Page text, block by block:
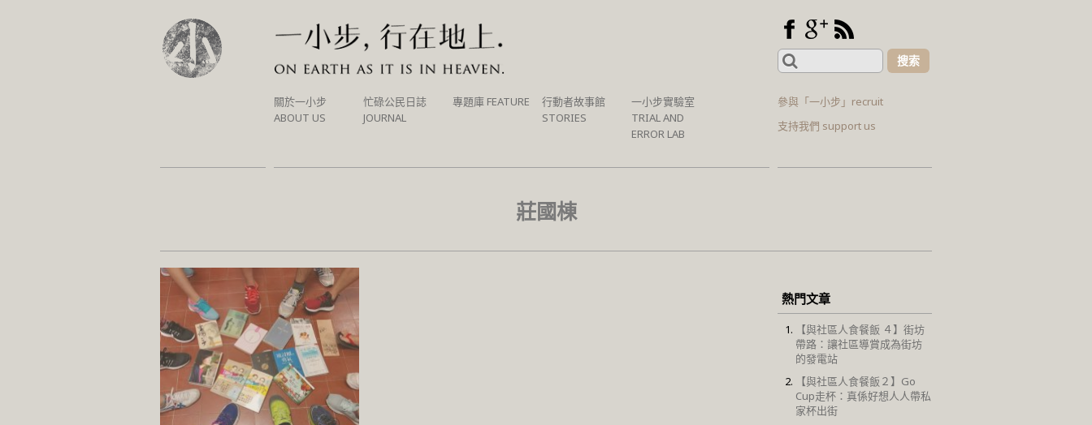
Search
for:
SKIP
TO
關於一小步
ABOUT US
忙碌公民日誌
JOURNAL
專題庫 FEATURE
行動者故事館
STORIES
一小步實驗室
TRIAL AND
ERROR LAB
參與「一小步」recruit
支持我們 support us
莊國棟
熱門文章
【與社區人食餐飯 ４】街坊
帶路：讓社區導賞成為街坊
的發電站
【與社區人食餐飯２】Go
Cup走杯：真係好想人人帶私
家杯出街